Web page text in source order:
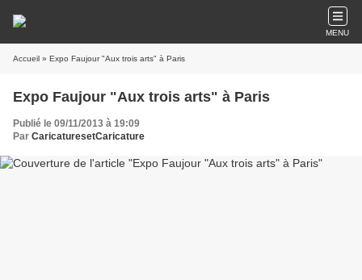
MENU
Accueil » Expo Faujour "Aux trois arts" à Paris
Expo Faujour "Aux trois arts" à Paris
Publié le 09/11/2013 à 19:09
Par CaricaturesetCaricature